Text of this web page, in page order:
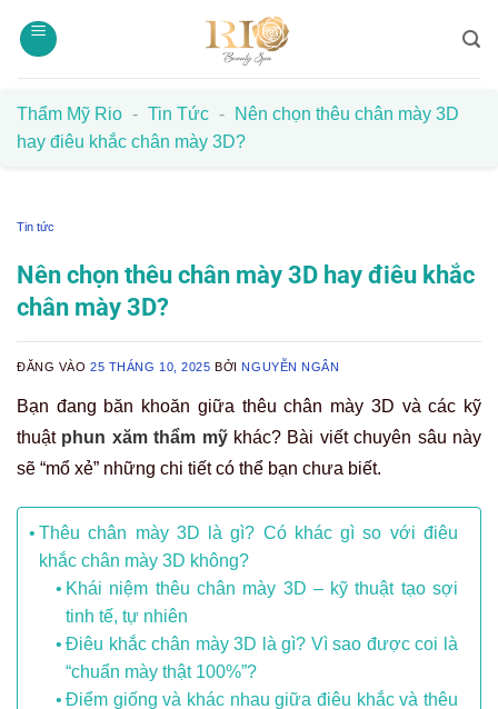
qua
Thẩm Mỹ Rio - Tin Tức -
Nên chọn thêu chân mày 3D
hay điêu khắc chân mày 3D?
Tin tức
Nên chọn thêu chân mày 3D hay điêu khắc
chân mày 3D?
ĐĂNG VÀO25 THÁNG 10, 2025 BỞI NGUYỄN NGÂN
Bạn đang băn khoăn giữa thêu chân mày 3D và các kỹ
thuật phun xăm thẩm mỹkhác? Bài viết chuyên sâu này
sẽ “mổ xẻ” những chi tiết có thể bạn chưa biết.
Thêu chân mày 3D là gì? Có khác gì so với điêu
khắc chân mày 3D không?
Khái niệm thêu chân mày 3D – kỹ thuật tạo sợi
tinh tế, tự nhiên
Điêu khắc chân mày 3D là gì? Vì sao được coi là
“chuẩn mày thật 100%”?
Điểm giống và khác nhau giữa điêu khắc và thêu